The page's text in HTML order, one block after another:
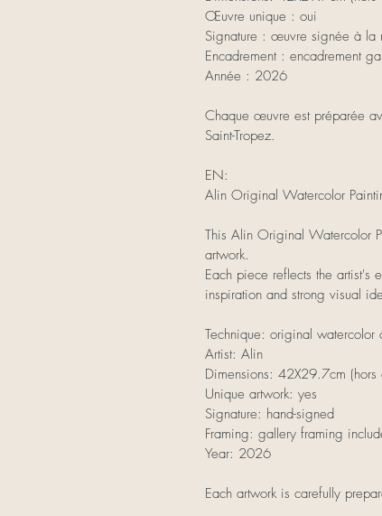
Œuvre unique : oui
Signature : œuvre signée à la
Encadrement : encadrement
Année : 2026
Chaque œuvre est préparée
Saint-Tropez.
EN:
Alin Original Watercolor
This Alin Original Watercolor
artwork.
Each piece reflects the artist's
inspiration and strong visual
Technique: original watercolor
Artist: Alin
Dimensions: 42X29.7cm (hors
Unique artwork: yes
Signature: hand-signed
Framing: gallery framing
Year: 2026
Each artwork is carefully